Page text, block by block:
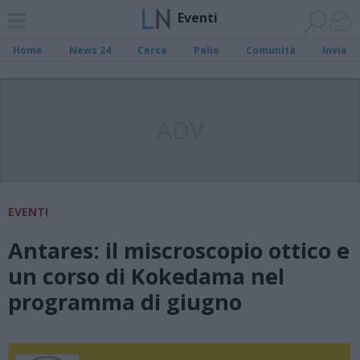
Eventi
Home News 24 Cerca Palio Comunità Invia
EVENTI
Antares: il miscroscopio ottico e
un corso di Kokedama nel
programma di giugno